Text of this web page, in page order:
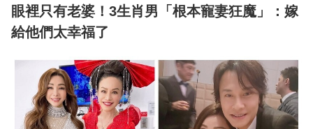
眼裡只有老婆！3生肖男「根本寵妻狂魔」：嫁
給他們太幸福了